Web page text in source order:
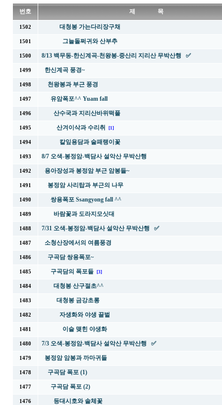
번호 제 목
1502 대청봉 가는다리장구채
1501 그늘돌쩌귀와 산부추
1500 8/13 백무동-한신계곡-천왕봉-중산리 지리산 무박산행 ✅
1499 한신계곡 풍경~
1498 천왕봉과 부근 풍경
1497 유암폭포^^ Yuam fall
1496 산수국과 지리산바위떡풀
1495 산겨이삭과 수리취 [1]
1494 칼잎용담과 술패랭이꽃
1493 8/7 오색-봉정암-백담사 설악산 무박산행
1492 용아장성과 봉정암 부근 암봉들~
1491 봉정암 사리탑과 부근의 나무
1490 쌍용폭포 Ssangyong fall ^^
1489 바람꽃과 도라지모싯대
1488 7/31 오색-봉정암-백담사 설악산 무박산행 ✅
1487 소청산장에서의 여름풍경
1486 구곡담 쌍용폭포~
1485 구곡담의 폭포들 [3]
1484 대청봉 산구절초^^
1483 대청봉 금강초롱
1482 자생화와 야생 끌벌
1481 이슬 맺힌 야생화
1480 7/3 오색-봉정암-백담사 설악산 무박산행 ✅
1479 봉정암 암봉과 까마귀들
1478 구곡담 폭포 (1)
1477 구곡담 폭포 (2)
1476 등대시호와 솔체꽃